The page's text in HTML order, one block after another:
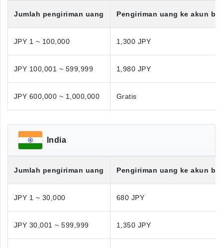
Jumlah pengiriman uang Pengiriman uang ke akun
JPY 1 ~ 100,000 1,300 JPY
JPY 100,001 ~ 599,999 1,980 JPY
JPY 600,000 ~ 1,000,000 Gratis
India
Jumlah pengiriman uang Pengiriman uang ke akun
JPY 1 ~ 30,000 680 JPY
JPY 30,001 ~ 599,999 1,350 JPY